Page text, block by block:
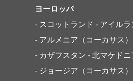
ヨーロッパ
- スコットランド - アイルラ
- アルメニア（コーカサス）
- カザフスタン - 北マケドニ
- ジョージア（コーカサス）